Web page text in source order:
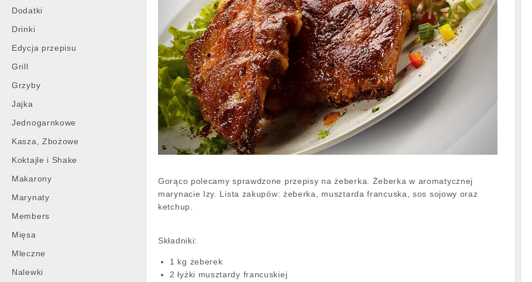
Dodatki
Drinki
Edycja przepisu
Grill
Grzyby
Jajka
Jednogarnkowe
Kasza, Zbożowe
Koktajle i Shake
Makarony
Marynaty
Members
Mięsa
Mleczne
Nalewki
Gorąco polecamy sprawdzone przepisy na żeberka. Żeberka w aromatycznej
marynacie Izy. Lista zakupów: żeberka, musztarda francuska, sos sojowy oraz
ketchup.
Składniki:
1 kg żeberek
2 łyżki musztardy francuskiej